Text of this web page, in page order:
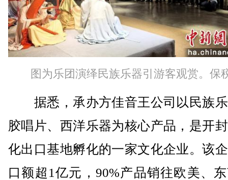
图为乐团演绎民族乐器引游客观赏。保
据悉，承办方佳音王公司以民族
胶唱片、西洋乐器为核心产品，是开
化出口基地孵化的一家文化企业。该
口额超1亿元，90%产品销往欧美、